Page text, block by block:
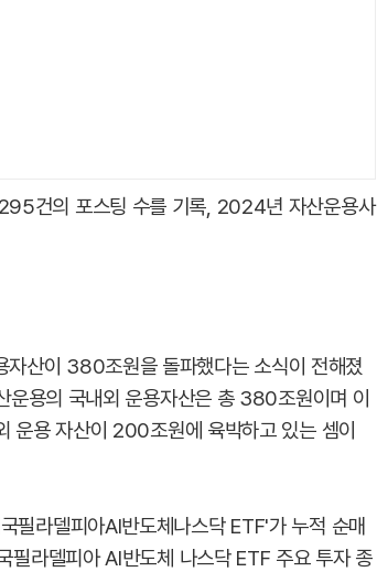
건의 포스팅 수를 기록, 2024년 자산운용사
자산이 380조원을 돌파했다는 소식이 전해졌
용의 국내외 운용자산은 총 380조원이며 이
용 자산이 200조원에 육박하고 있는 셈이
필라델피아AI반도체나스닥 ETF'가 누적 순매
라델피아 AI반도체 나스닥 ETF 주요 투자 종